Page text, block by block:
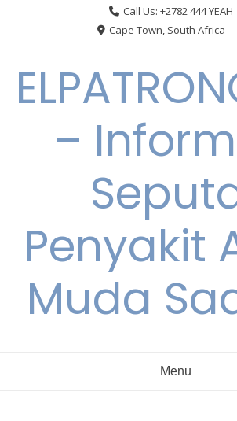
Call Us: +2782 444 YEAH
Cape Town, South Africa
–
Penyakit
Muda
Menu